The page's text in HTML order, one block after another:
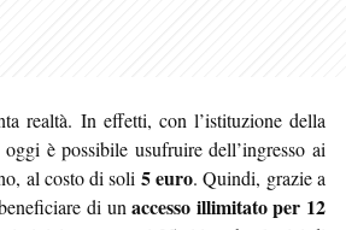
realtà. In effetti, con l’istituzione della
oggi è possibile usufruire dell’ingresso ai
al costo di soli 5 euro. Quindi, grazie a
di unaccesso illimitatoper 12